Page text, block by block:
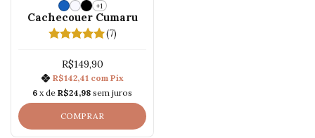
+1
Cachecouer Cumaru
(7)
R$149,90
R$142,41 com Pix
6 x de R$24,98 sem juros
COMPRAR